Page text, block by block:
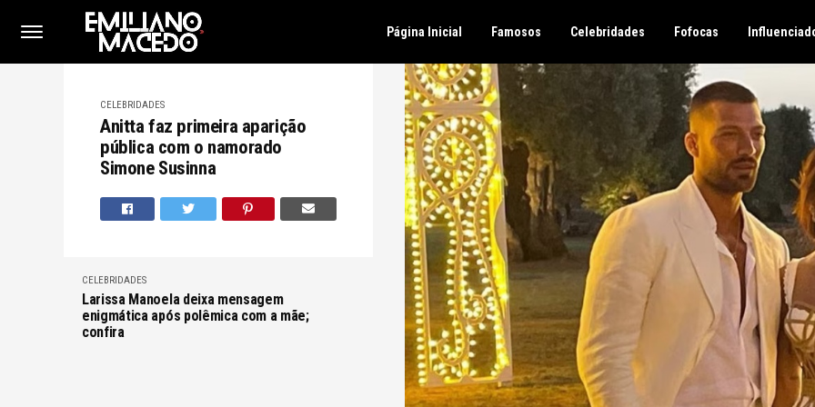
Página Inicial Famosos Celebridades Fofocas
CELEBRIDADES
Anitta faz primeira aparição
pública com o namorado
Simone Susinna
CELEBRIDADES
Larissa Manoela deixa mensagem
enigmática após polêmica com a mãe;
confira